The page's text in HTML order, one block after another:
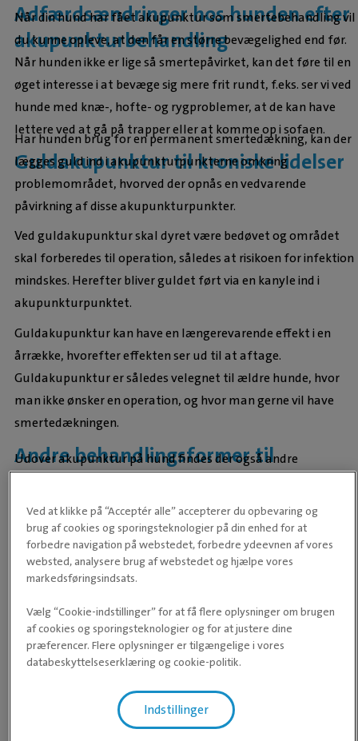
Adfærdsændringer hos hunden efter
akupunkturbehandling
Når din hund har fået akupunktur som smertebehandling vil
du kunne opleve, at den får en større bevægelighed end før.
Når hunden ikke er lige så smertepåvirket, kan det føre til en
øget interesse i at bevæge sig mere frit rundt, f.eks. ser vi ved
hunde med knæ-, hofte- og rygproblemer, at de kan have
lettere ved at gå på trapper eller at komme op i sofaen.
Guldakupunktur til kroniske lidelser
Har hunden brug for en permanent smertedækning, kan der
lægges guld ind i akupunkturpunkterne omkring
problemområdet, hvorved der opnås en vedvarende
påvirkning af disse akupunkturpunkter.
Ved guldakupunktur skal dyret være bedøvet og området
skal forberedes til operation, således at risikoen for infektion
mindskes. Herefter bliver guldet ført via en kanyle ind i
akupunkturpunktet.
Guldakupunktur kan have en længerevarende effekt i en
årrække, hvorefter effekten ser ud til at aftage.
Guldakupunktur er således velegnet til ældre hunde, hvor
man ikke ønsker en operation, og hvor man gerne vil have
smertedækningen.
Andre behandlingsformer til
Udover akupunktur på hund findes der også andre
fysioterapi, kiropraktik og laserbehandling. De forskellige
metoder giver mulighed for at tilpasse smertebehandlingen
individuelt, og de kan eventuelt supplere hinanden.
Dyrlægen kan vejlede ift. hvilken type behandlingsform der
Åbningstider
Dyreklinik: Mandag-fredag 08.00-17.00 | Butik:
Lørdag 09.00-12.00
Helligdage og andre åbningstider
Ved at klikke på “Acceptér alle” accepterer du opbevaring og
brug af cookies og sporingsteknologier på din enhed for at
forbedre navigation på webstedet, forbedre ydeevnen af vores
websted, analysere brug af webstedet og hjælpe vores
markedsføringsindsats.
Vælg “Cookie-indstillinger” for at få flere oplysninger om brugen
af cookies og sporingsteknologier og for at justere dine
præferencer. Flere oplysninger er tilgængelige i vores
databeskyttelseserklæring og cookie-politik.
Indstillinger